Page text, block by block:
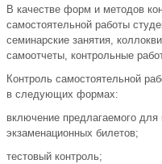
В качестве форм и методов
самостоятельной работы
семинарские занятия,
самоотчеты, контрольные
Контроль самостоятельной
в следующих формах:
включение предлагаемого для
экзаменационных билетов;
тестовый контроль;